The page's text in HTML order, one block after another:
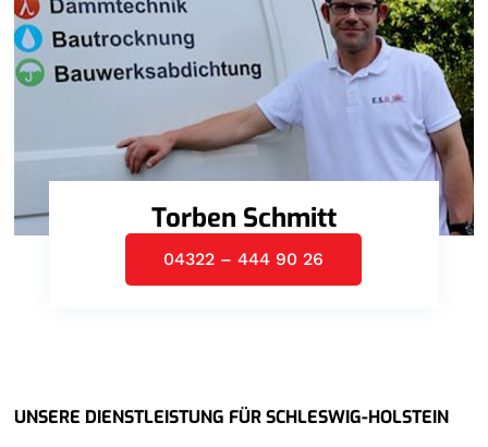
Torben Schmitt
04322 – 444 90 26
UNSERE DIENSTLEISTUNG FÜR SCHLESWIG-HOLSTEIN